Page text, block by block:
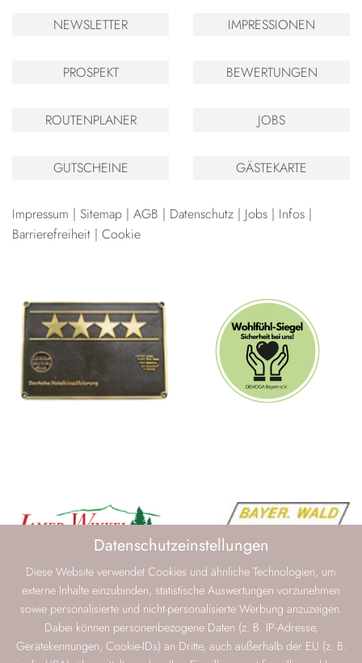
Datenschutzeinstellungen
Diese Website verwendet Cookies und ähnliche Technologien, um
externe Inhalte einzubinden, statistische Auswertungen vorzunehmen
sowie personalisierte und nicht-personalisierte Werbung anzuzeigen.
Dabei können personenbezogene Daten (z. B. IP-Adresse,
Gerätekennungen, Cookie-IDs) an Dritte, auch außerhalb der EU (z. B.
NEWSLETTER IMPRESSIONEN
PROSPEKT BEWERTUNGEN
ROUTENPLANER JOBS
GUTSCHEINE GÄSTEKARTE
Impressum Sitemap AGB Datenschutz Jobs
Infos
Barrierefreiheit
Cookie